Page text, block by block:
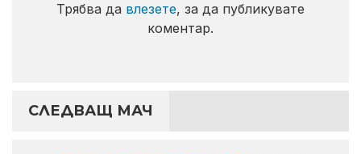
Трябва да влезете, за да публикувате
коментар.
СЛЕДВАЩ МАЧ